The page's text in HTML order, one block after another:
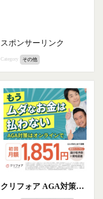
スポンサーリンク
Category その他
クリフォア AGA対策オンライン診療サービス